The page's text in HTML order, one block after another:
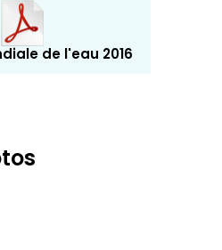
de l'eau 2016